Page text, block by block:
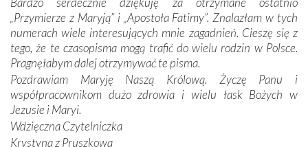
nieszczęściem i śmiercią. Te uniwersalne prawdy
przychodziły na myśl, gdy słuchaliśmy opowieści
przewodników o portugalskich monarchach i wodzach,
zwycięskich bitwach i nieszczęśliwych losach grzesznych
kochanków.
Byli tym razem pośród Apostołów Fatimy reprezentanci
każdego spośród żyjących pokoleń. Najmłodszy uczestnik
liczył sobie 13 lat, zaś senior, pan Zdzisław – już 94.
„Przymierze z Maryją” i „Apostoła Fatimy”. Znalazłam w tych
numerach wiele interesujących mnie zagadnień. Cieszę się z
tego, że te czasopisma mogą trafić do wielu rodzin w Polsce.
Pragnęłabym dalej otrzymywać te pisma.
Pozdrawiam Maryję Naszą Królową. Życzę Panu i
współpracownikom dużo zdrowia i wielu łask Bożych w
Jezusie i Maryi.
Wdzięczna Czytelniczka
Krystyna z Pruszkowa